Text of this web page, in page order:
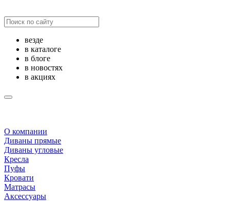
везде
в каталоге
в блоге
в новостях
в акциях
О компании
Диваны прямые
Диваны угловые
Кресла
Пуфы
Кровати
Матрасы
Аксессуары